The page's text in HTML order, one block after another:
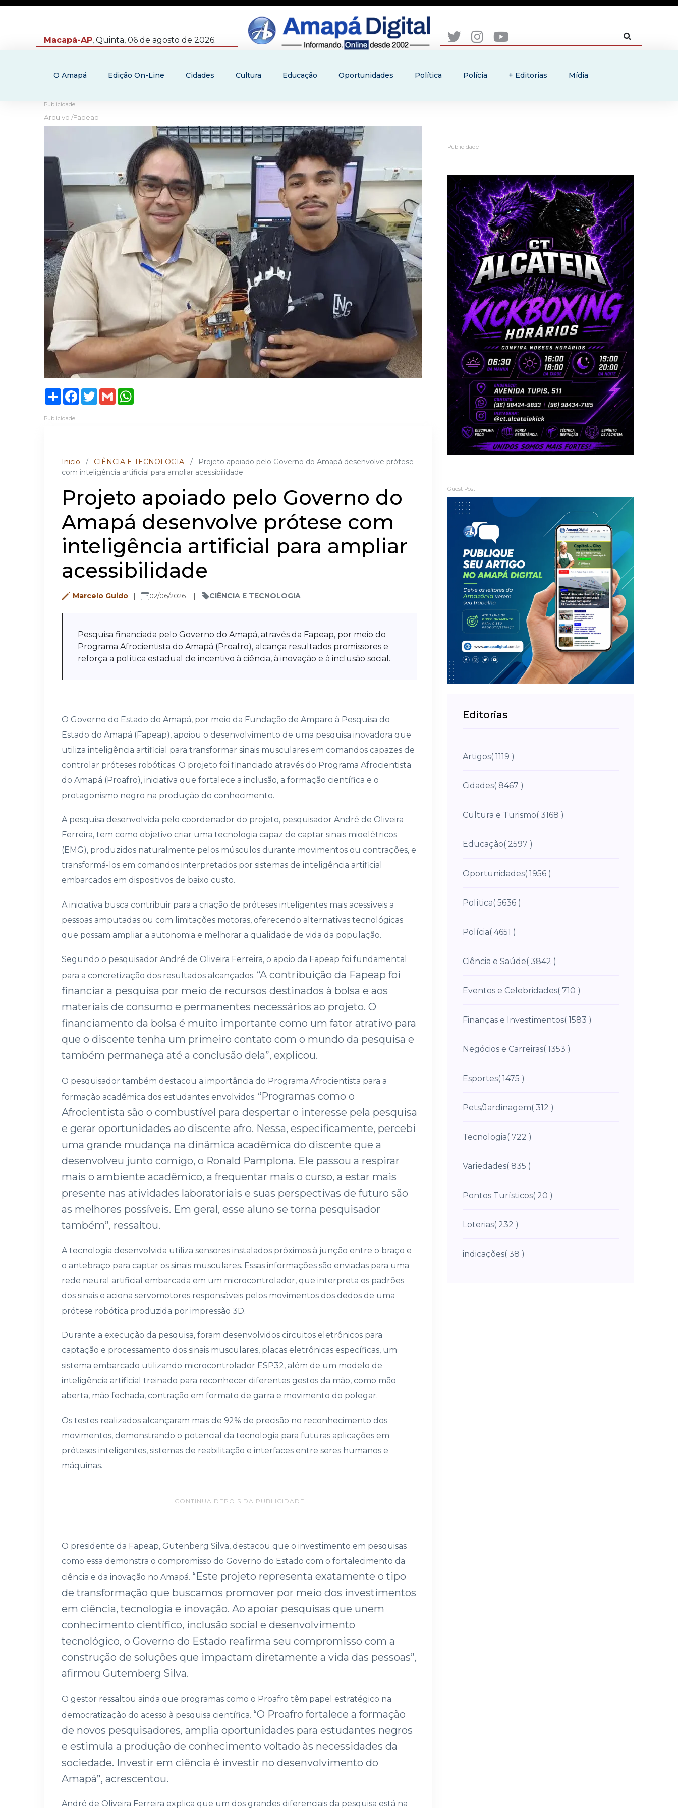
Macapá-AP, Quinta, 06 de agosto de 2026.
O Amapá Edição On-Line Cidades Cultura Educação Oportunidades Política Polícia + Editorias Mídia
Publicidade
Arquivo /Fapeap
ShareFacebook
TwitterGmail
Publicidade
Inicio / CIÊNCIA E TECNOLOGIA /
Projeto apoiado pelo Governo do Amapá desenvolve prótese
com inteligência artificial para ampliar acessibilidade
Projeto apoiado pelo Governo do
Amapá desenvolve prótese com
inteligência artificial para ampliar
acessibilidade
Marcelo Guido 02/06/2026 CIÊNCIA E TECNOLOGIA
Pesquisa financiada pelo Governo do Amapá, através da Fapeap, por meio do
Programa Afrocientista do Amapá (Proafro), alcança resultados promissores e
reforça a política estadual de incentivo à ciência, à inovação e à inclusão social.
O Governo do Estado do Amapá, por meio da Fundação de Amparo à Pesquisa do
Estado do Amapá (Fapeap), apoiou o desenvolvimento de uma pesquisa inovadora que
utiliza inteligência artificial para transformar sinais musculares em comandos capazes de
controlar próteses robóticas. O projeto foi financiado através do Programa Afrocientista
do Amapá (Proafro), iniciativa que fortalece a inclusão, a formação científica e o
protagonismo negro na produção do conhecimento.
A pesquisa desenvolvida pelo coordenador do projeto, pesquisador André de Oliveira
Ferreira, tem como objetivo criar uma tecnologia capaz de captar sinais mioelétricos
(EMG), produzidos naturalmente pelos músculos durante movimentos ou contrações, e
transformá-los em comandos interpretados por sistemas de inteligência artificial
embarcados em dispositivos de baixo custo.
A iniciativa busca contribuir para a criação de próteses inteligentes mais acessíveis a
pessoas amputadas ou com limitações motoras, oferecendo alternativas tecnológicas
que possam ampliar a autonomia e melhorar a qualidade de vida da população.
Segundo o pesquisador André de Oliveira Ferreira, o apoio da Fapeap foi fundamental
para a concretização dos resultados alcançados. “A contribuição da Fapeap foi
financiar a pesquisa por meio de recursos destinados à bolsa e aos
materiais de consumo e permanentes necessários ao projeto. O
financiamento da bolsa é muito importante como um fator atrativo para
que o discente tenha um primeiro contato com o mundo da pesquisa e
também permaneça até a conclusão dela”, explicou.
O pesquisador também destacou a importância do Programa Afrocientista para a
formação acadêmica dos estudantes envolvidos. “Programas como o
Afrocientista são o combustível para despertar o interesse pela pesquisa
e gerar oportunidades ao discente afro. Nessa, especificamente, percebi
uma grande mudança na dinâmica acadêmica do discente que a
desenvolveu junto comigo, o Ronald Pamplona. Ele passou a respirar
mais o ambiente acadêmico, a frequentar mais o curso, a estar mais
presente nas atividades laboratoriais e suas perspectivas de futuro são
as melhores possíveis. Em geral, esse aluno se torna pesquisador
também”, ressaltou.
A tecnologia desenvolvida utiliza sensores instalados próximos à junção entre o braço e
o antebraço para captar os sinais musculares. Essas informações são enviadas para uma
rede neural artificial embarcada em um microcontrolador, que interpreta os padrões
dos sinais e aciona servomotores responsáveis pelos movimentos dos dedos de uma
prótese robótica produzida por impressão 3D.
Durante a execução da pesquisa, foram desenvolvidos circuitos eletrônicos para
captação e processamento dos sinais musculares, placas eletrônicas específicas, um
sistema embarcado utilizando microcontrolador ESP32, além de um modelo de
inteligência artificial treinado para reconhecer diferentes gestos da mão, como mão
aberta, mão fechada, contração em formato de garra e movimento do polegar.
Os testes realizados alcançaram mais de 92% de precisão no reconhecimento dos
movimentos, demonstrando o potencial da tecnologia para futuras aplicações em
próteses inteligentes, sistemas de reabilitação e interfaces entre seres humanos e
máquinas.
CONTINUA DEPOIS DA PUBLICIDADE
O presidente da Fapeap, Gutenberg Silva, destacou que o investimento em pesquisas
como essa demonstra o compromisso do Governo do Estado com o fortalecimento da
ciência e da inovação no Amapá. “Este projeto representa exatamente o tipo
de transformação que buscamos promover por meio dos investimentos
em ciência, tecnologia e inovação. Ao apoiar pesquisas que unem
conhecimento científico, inclusão social e desenvolvimento
tecnológico, o Governo do Estado reafirma seu compromisso com a
construção de soluções que impactam diretamente a vida das pessoas”,
afirmou Gutemberg Silva.
O gestor ressaltou ainda que programas como o Proafro têm papel estratégico na
democratização do acesso à pesquisa científica. “O Proafro fortalece a formação
de novos pesquisadores, amplia oportunidades para estudantes negros
e estimula a produção de conhecimento voltado às necessidades da
sociedade. Investir em ciência é investir no desenvolvimento do
Amapá”, acrescentou.
André de Oliveira Ferreira explica que um dos grandes diferenciais da pesquisa está na
Publicidade
Guest Post
Editorias
Artigos( 1119 )
Cidades( 8467 )
Cultura e Turismo( 3168 )
Educação( 2597 )
Oportunidades( 1956 )
Política( 5636 )
Polícia( 4651 )
Ciência e Saúde( 3842 )
Eventos e Celebridades( 710 )
Finanças e Investimentos( 1583 )
Negócios e Carreiras( 1353 )
Esportes( 1475 )
Pets/Jardinagem( 312 )
Tecnologia( 722 )
Variedades( 835 )
Pontos Turísticos( 20 )
Loterias( 232 )
indicações( 38 )